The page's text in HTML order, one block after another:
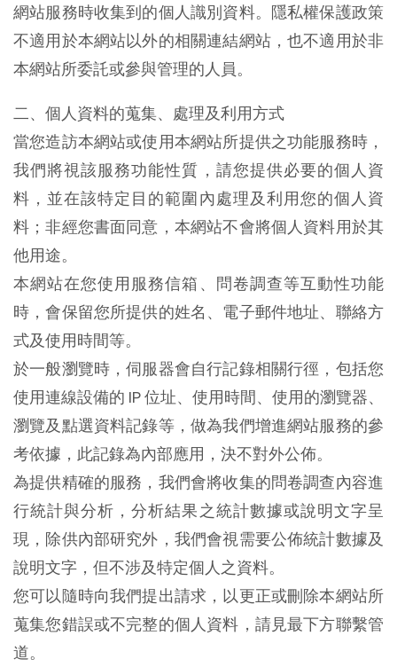
網站服務時收集到的個人識別資料。隱私權保護政策
不適用於本網站以外的相關連結網站，也不適用於非
本網站所委託或參與管理的人員。
二、個人資料的蒐集、處理及利用方式
當您造訪本網站或使用本網站所提供之功能服務時，
我們將視該服務功能性質，請您提供必要的個人資
料，並在該特定目的範圍內處理及利用您的個人資
料；非經您書面同意，本網站不會將個人資料用於其
他用途。
本網站在您使用服務信箱、問卷調查等互動性功能
時，會保留您所提供的姓名、電子郵件地址、聯絡方
式及使用時間等。
於一般瀏覽時，伺服器會自行記錄相關行徑，包括您
使用連線設備的 IP 位址、使用時間、使用的瀏覽器、
瀏覽及點選資料記錄等，做為我們增進網站服務的參
考依據，此記錄為內部應用，決不對外公佈。
為提供精確的服務，我們會將收集的問卷調查內容進
行統計與分析，分析結果之統計數據或說明文字呈
現，除供內部研究外，我們會視需要公佈統計數據及
說明文字，但不涉及特定個人之資料。
您可以隨時向我們提出請求，以更正或刪除本網站所
蒐集您錯誤或不完整的個人資料，請見最下方聯繫管
道。